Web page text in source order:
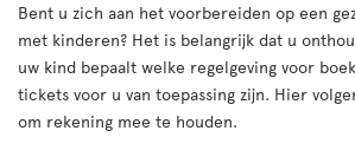
Bent u zich aan het voorbereiden op een
met kinderen? Het is belangrijk dat u
uw kind bepaalt welke regelgeving voor
tickets voor u van toepassing zijn. Hier
om rekening mee te houden.